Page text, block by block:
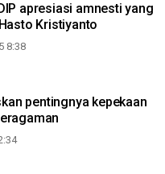
apresiasi amnesti yang
Kristiyanto
8:38